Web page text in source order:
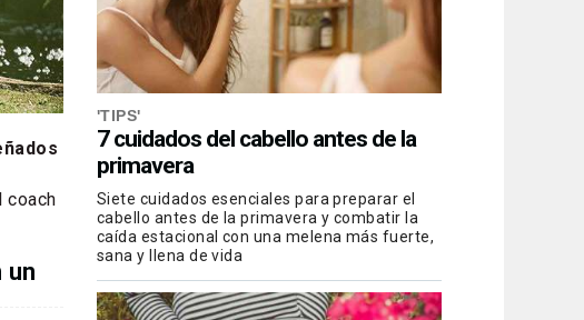
'TIPS'
7 cuidados del cabello antes de la
primavera
Siete cuidados esenciales para preparar el
cabello antes de la primavera y combatir la
caída estacional con una melena más fuerte,
sana y llena de vida
coach
un